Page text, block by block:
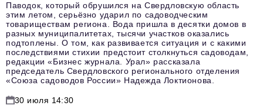
Паводок, который обрушился на Свердловскую область
этим летом, серьёзно ударил по садоводческим
товариществам региона. Вода пришла в десятки домов в
разных муниципалитетах, тысячи участков оказались
подтоплены. О том, как развивается ситуация и с какими
последствиями стихии предстоит столкнуться садоводам,
редакции «Бизнес журнала. Урал» рассказала
председатель Свердловского регионального отделения
«Союза садоводов России» Надежда Локтионова.
30 июля 14:30